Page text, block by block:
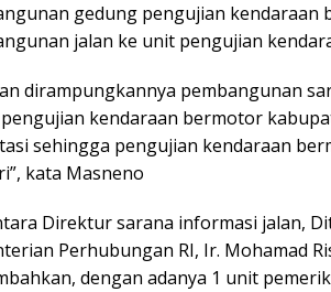
gedung pengujian kendaraan
jalan ke unit pengujian
dirampungkannya pembangunan
kendaraan bermotor
sehingga pengujian kendaraan
kata Masneno
Direktur sarana informasi jalan,
Perhubungan RI, Ir. Mohamad
dengan adanya 1 unit